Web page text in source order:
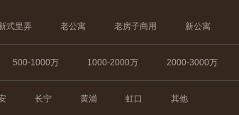
式里弄 老公寓 老房子商用 新公寓
500-1000万 1000-2000万 2000-3000万
长宁 黄浦 虹口 其他